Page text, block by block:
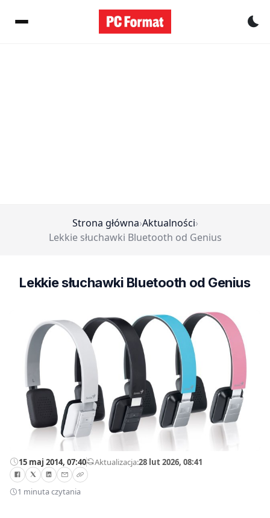
Strona główna›Aktualności›
Lekkie słuchawki Bluetooth od Genius
Lekkie słuchawki Bluetooth od Genius
15 maj 2014, 07:40—Aktualizacja:28 lut 2026, 08:41
1 minuta czytania